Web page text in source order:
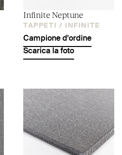
Infinite Neptune
TAPPETI / INFINITE
Campione d'ordine
Scarica la foto